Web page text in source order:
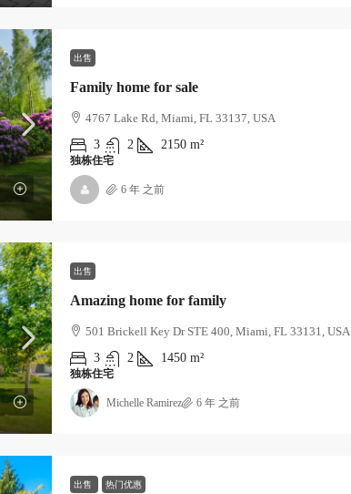
出售
Family home for sale
4767 Lake Rd, Miami, FL 33137, USA
3
2 2150 m²
独栋住宅
6 年 之前
出售
Amazing home for family
501 Brickell Key Dr STE 400, Miami, FL 33131, USA
3
2 1450 m²
独栋住宅
Michelle Ramirez 6 年 之前
出售 热门优惠
/sq ft
studio
Mercer Street, 627 Broadway, New York, NY 10012,
4
1200
寓